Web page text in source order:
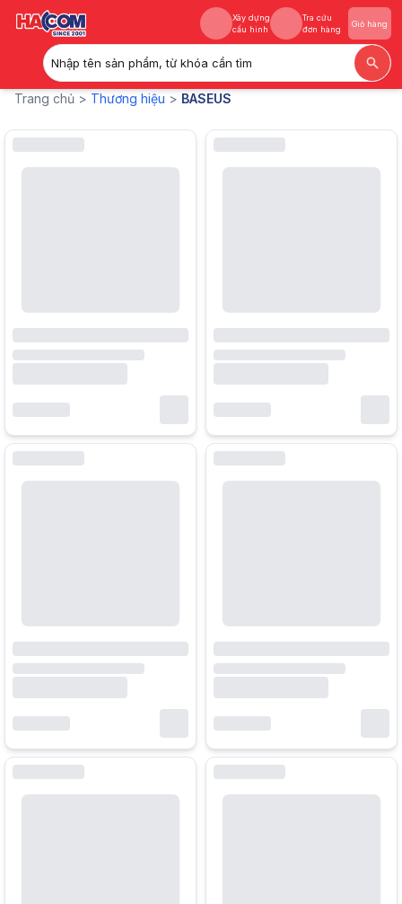
Xây dựng
cấu hình
Tra cứu
đơn hàng
Giỏ hàng
Nhập tên sản phẩm, từ khóa cần tìm
Xây dựng
Tra cứu
BASEUS- Sản phẩm chính hãng tại Hacom.vn
Trang chủ > Thương hiệu > BASEUS